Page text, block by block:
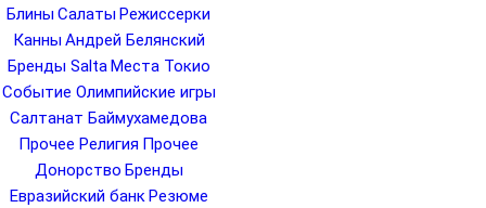
Блины Салаты Режиссерки
Канны Андрей Белянский
Бренды Salta Места Токио
Событие Олимпийские игры
Салтанат Баймухамедова
Прочее Религия Прочее
Донорство Бренды
Евразийский банк Резюме